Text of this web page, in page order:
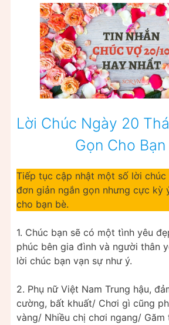
Lời Chúc Ngày 20
Gọn Cho Bạn
Tiếp tục cập nhật một số lời chúc
đơn giản ngắn gọn nhưng cực kỳ
cho bạn bè.
1. Chúc bạn sẽ có một tình yêu
phúc bên gia đình và người thân
lời chúc bạn vạn sự như ý.
2. Phụ nữ Việt Nam Trung hậu,
cường, bất khuất/ Chơi gì cũng
vàng/ Nhiều chị chơi ngang/